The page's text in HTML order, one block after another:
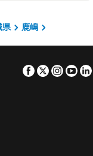
North Hotel
ランド
県
鹿嶋
Facebook
Twitter